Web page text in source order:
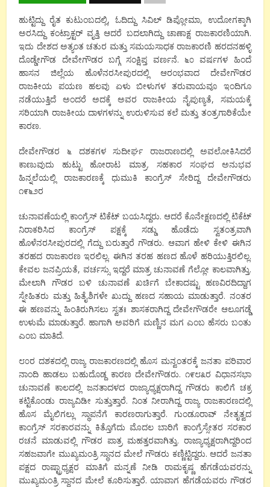
ಹುಟ್ಟಿದ್ದು ರೈತ ಕುಟುಂಬದಲ್ಲಿ, ಓದಿದ್ದು ಸಿವಿಲ್ ಡಿಪ್ಲೋಮಾ, ಉದೋಗಕ್ಕಾಗಿ
ಅರಸಿದ್ದು ಕಂಟ್ರಾಕ್ಟರ್ ವೃತ್ತಿ ಆದರೆ ಬದಲಾಗಿದ್ದು ಚಾಣಾಕ್ಷ ರಾಜಕಾರಣಿಯಾಗಿ.
ಇದು ದೇಶದ ಅತ್ಯಂತ ಚತುರ ಮತ್ತು ಸಮಯಸಾಧಕ ರಾಜಕಾರಣಿ ಹರದನಹಳ್ಳಿ
ದೊಡ್ಡೇಗೌಡ ದೇವೇಗೌಡರ ಬಗ್ಗೆ ಸಂಕ್ಷಿಪ್ತ ವರ್ಣನೆ. ೬೦ ವರ್ಷಗಳ ಹಿಂದೆ
ಹಾಸನ ಜಿಲ್ಲೆಯ ಹೊಳೆನರಸೀಪುರದಲ್ಲಿ ಆರಂಭವಾದ ದೇವೇಗೌಡರ
ರಾಜಕೀಯ ಪಯಣ ಹಲವು ಏಳು ಬೀಳುಗಳ ತರುವಾಯವೂ ಇಂದಿಗೂ
ನಡೆಯುತ್ತಿದೆ ಅಂದರೆ ಅದಕ್ಕೆ ಅವರ ರಾಜಕೀಯ ನೈಪುಣ್ಯತೆ, ಸಮಯಕ್ಕೆ
ಸರಿಯಾಗಿ ರಾಜಕೀಯ ದಾಳಗಳನ್ನು ಉರುಳಿಸುವ ಕಲೆ ಮತ್ತು ತಂತ್ರಗಾರಿಕೆಯೇ
ಕಾರಣ.
ದೇವೇಗೌಡರ ೬ ದಶಕಗಳ ಸುದೀರ್ಘ ರಾಜರಾಣದಲ್ಲಿ ಅವಲೋಕಿಸಿದರೆ
ಕಾಣುವುದು ಹುಟ್ಟು ಹೋರಾಟ ಮಾತ್ರ. ಸಹಕಾರ ಸಂಘದ ಅನುಭವ
ಹಿನ್ನಲೆಯಲ್ಲಿ ರಾಜಕಾರಣಕ್ಕೆ ಧುಮುಕಿ ಕಾಂಗ್ರೆಸ್ ಸೇರಿದ್ದ ದೇವೇಗೌಡರು
೧೯೬೨ರ
ಚುನಾವಣೆಯಲ್ಲಿ ಕಾಂಗ್ರೆಸ್ ಟಿಕೆಟ್ ಬಯಸಿದ್ದರು. ಆದರೆ ಕೊನೇಕ್ಷಣದಲ್ಲಿ ಟಿಕೆಟ್
ನಿರಾಕರಿಸಿದ ಕಾಂಗ್ರೆಸ್ ಪಕ್ಷಕ್ಕೆ ಸಡ್ಡು ಹೊಡೆದು ಸ್ವತಂತ್ರವಾಗಿ
ಹೊಳೆನರಸೀಪುರದಲ್ಲಿ ಗೆದ್ದು ಬರುತ್ತಾರೆ ಗೌಡರು. ಆವಾಗ ಹೇಳಿ ಕೇಳಿ ಈಗಿನ
ತರಹದ ರಾಜಕಾರಣ ಇರಲಿಲ್ಲ. ಈಗಿನ ತರಹ ಹಣದ ಹೊಳೆ ಹರಿಯುತ್ತಿರಲಿಲ್ಲ.
ಕೇವಲ ಜನಪ್ರಿಯತೆ, ವರ್ಚಸ್ಸು ಇದ್ದರೆ ಮಾತ್ರ ಚುನಾವಣೆ ಗೆಲ್ಲೋ ಕಾಲವಾಗಿತ್ತು.
ಮೇಲಾಗಿ ಗೌಡರ ಬಳಿ ಚುನಾವಣೆ ಖರ್ಚಿಗೆ ಬೇಕಾದಷ್ಟು ಹಣವಿರದಿದ್ದಾಗ
ಸ್ನೇಹಿತರು ಮತ್ತು ಹಿತೈಶಿಗಳೇ ಖುದ್ದು ಹಣದ ಸಹಾಯ ಮಾಡುತ್ತಾರೆ. ನಂತರ
ಈ ಹಣವನ್ನು ಹಿಂತಿರುಗಿಸಲು ಸ್ವತಃ ಶಾಸಕರಾಗಿದ್ದ ದೇವೇಗೌಡರೇ ಆಲೂಗಡ್ಡೆ
ಉಳುಮೆ ಮಾಡುತ್ತಾರೆ. ಹಾಗಾಗಿ ಅವರಿಗೆ ಮಣ್ಣಿನ ಮಗ ಎಂಬ ಹೆಸರು ಬಂತು
ಎಂಬ ಮಾತಿದೆ.
೮೦ರ ದಶಕದಲ್ಲಿ ರಾಜ್ಯ ರಾಜಕಾರಣದಲ್ಲಿ ಹೊಸ ಮನ್ವಂತರಕ್ಕೆ ಜನತಾ ಪರಿವಾರ
ನಾಂದಿ ಹಾಡಲು ಬಹುದೊಡ್ದ ಕಾರಣ ದೇವೇಗೌಡರು. ೧೯೮೩ರ ವಿಧಾನಸಭಾ
ಚುನಾವಣೆ ಕಾಲದಲ್ಲಿ ಜನತಾದಳದ ರಾಜ್ಯಾಧ್ಯಕ್ಷರಾಗಿದ್ದ ಗೌಡರು ಕಾಲಿಗೆ ಚಕ್ರ
ಕಟ್ಟಿಕೊಂಡು ರಾಜ್ಯವಿಡೀ ಸುತ್ತುತ್ತಾರೆ. ನಿಂತ ನೀರಾಗಿದ್ದ ರಾಜ್ಯ ರಾಜಕಾರಣದಲ್ಲಿ
ಹೊಸ ಮೈಲಿಗಲ್ಲು ಸ್ಥಾಪನೆಗೆ ಕಾರಣರಾಗುತ್ತಾರೆ. ಗುಂಡೂರಾವ್ ನೇತೃತ್ವದ
ಕಾಂಗ್ರೆಸ್ ಸರಕಾರವನ್ನು ಕಿತ್ತೊಗೆದು ಮೊದಲ ಬಾರಿಗೆ ಕಾಂಗ್ರೆಸ್ಸೇತರ ಸರಕಾರ
ರಚನೆ ಮಾಡುವಲ್ಲಿ ಗೌಡರ ಪಾತ್ರ ಮಹತ್ತರವಾಗಿತ್ತು. ರಾಜ್ಯಾಧ್ಯಕ್ಷರಾಗಿದ್ದರಿಂದ
ಸಹಜವಾಗೇ ಮುಖ್ಯಮಂತ್ರಿ ಸ್ಥಾನದ ಮೇಲೆ ಗೌಡರು ಕಣ್ಣಿಟ್ಟಿದ್ದರು. ಆದರೆ ಜನತಾ
ಪಕ್ಷದ ರಾಷ್ಟ್ರಾಧ್ಯಕ್ಷರ ಮಾತಿಗೆ ಮನ್ನಣೆ ನೀಡಿ ರಾಮಕೃಷ್ಣ ಹೆಗಡೆಯವರನ್ನು
ಮುಖ್ಯಮಂತ್ರಿ ಸ್ಥಾನದ ಮೇಲೆ ಕೂರಿಸುತ್ತಾರೆ. ಯಾವಾಗ ಹೆಗಡೆಯವರು ಗೌಡರ